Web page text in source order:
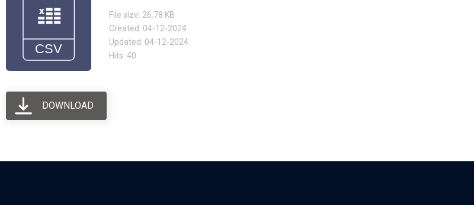
File size: 26.78 KB
Created: 04-12-2024
Updated: 04-12-2024
Hits: 40
DOWNLOAD